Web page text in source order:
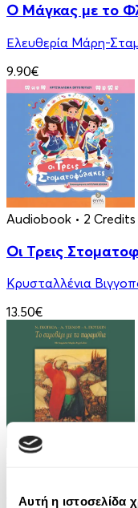
Αυτή η ιστοσελίδα
Ο Μάγκας με το
Ελευθερία Μάρη-
9.90€
Audiobook • 2 Credits
Οι Τρεις
Κρυσταλλένια
13.50€
Το Σαμοβάρι με